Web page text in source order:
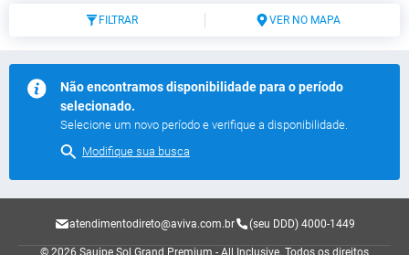
FILTRAR VER NO MAPA
Não encontramos disponibilidade para o período
selecionado.
Selecione um novo período e verifique a disponibilidade.
Modifique sua busca
atendimentodireto@aviva.com.br (seu DDD) 4000-1449
© 2026 Sauipe Sol Grand Premium - All Inclusive. Todos os direitos